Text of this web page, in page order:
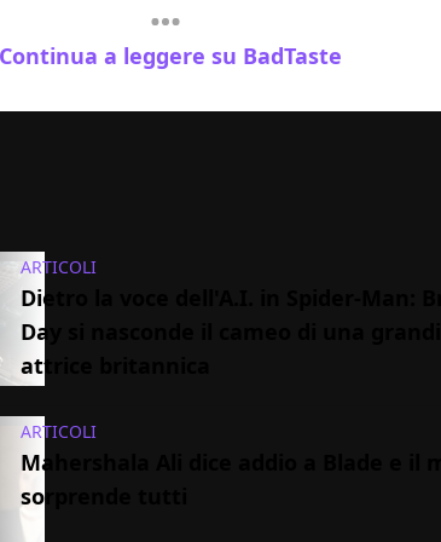
Continua a leggere su BadTaste
ARTICOLI
Dietro la voce dell'A.I. in Spider-Man:
Day si nasconde il cameo di una
attrice britannica
ARTICOLI
Mahershala Ali dice addio a Blade e il
sorprende tutti